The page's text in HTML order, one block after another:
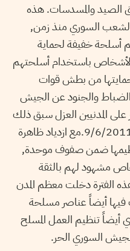
الصيد والمسدسات. هذه
الشعب السوري منذ زمن,
أسلحة خفيفة لحماية
باستخدام أسلحتهم
من بطش قوات
والجنود عن الجيش
على المدنيين العزل سبق ذلك
وتشكيل حركة الضباط الأحرار في 9/6/2011.مع ازدياد ظاهرة
ضمن صفوف موحدة,
مشهود لهم بالثقة
الفترة دخلت معظم المدن
أيضاً عناصر مسلحة
أيضاً تنظيم العمل المسلح
السوري الحر.